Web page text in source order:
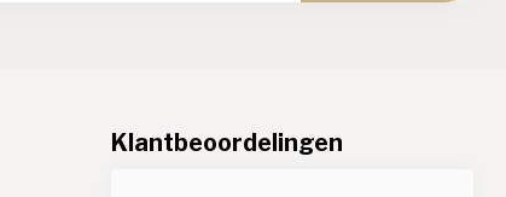
Klantbeoordelingen